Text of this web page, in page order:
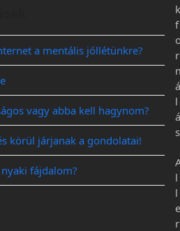
a mentális jóllétünkre?
vagy abba kell hagynom?
körül járjanak a gondolatai!
fájdalom?
k
f
r
á
l
á
s
l
l
e
r